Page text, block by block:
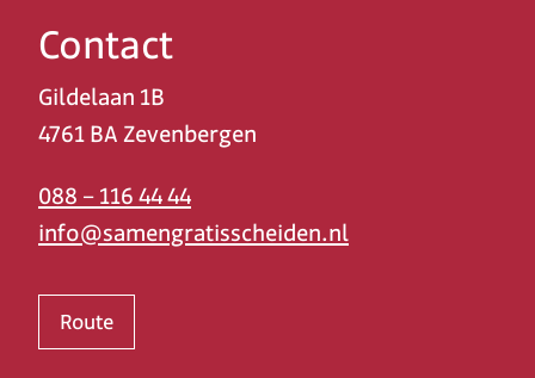
Contact
Gildelaan 1B
4761 BA Zevenbergen
088 – 116 44 44
info@samengratisscheiden.nl
Route